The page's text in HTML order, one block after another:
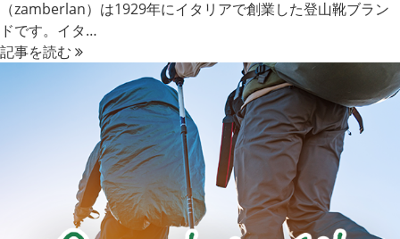
（zamberlan）は1929年にイタリアで創業した登山靴ブラン
ドです。イタ…
記事を読む